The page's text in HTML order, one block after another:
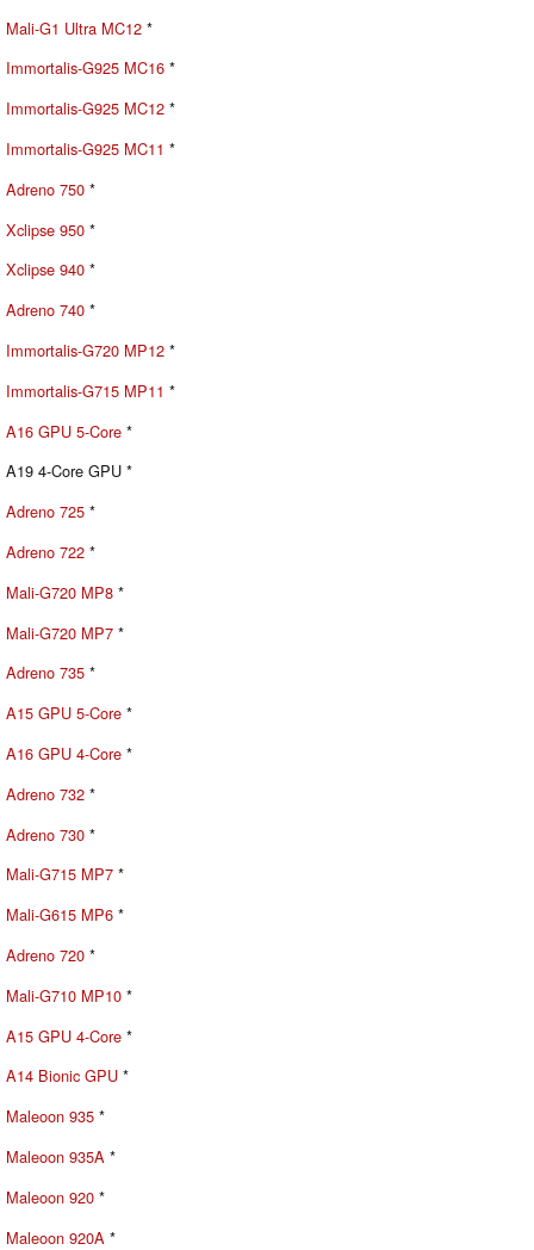
Mali-G1 Ultra MC12 *
Immortalis-G925 MC16 *
Immortalis-G925 MC12 *
Immortalis-G925 MC11 *
Adreno 750 *
Xclipse 950 *
Xclipse 940 *
Adreno 740 *
Immortalis-G720 MP12 *
Immortalis-G715 MP11 *
A16 GPU 5-Core *
A19 4-Core GPU *
Adreno 725 *
Adreno 722 *
Mali-G720 MP8 *
Mali-G720 MP7 *
Adreno 735 *
A15 GPU 5-Core *
A16 GPU 4-Core *
Adreno 732 *
Adreno 730 *
Mali-G715 MP7 *
Mali-G615 MP6 *
Adreno 720 *
Mali-G710 MP10 *
A15 GPU 4-Core *
A14 Bionic GPU *
Maleoon 935 *
Maleoon 935A *
Maleoon 920 *
Maleoon 920A *